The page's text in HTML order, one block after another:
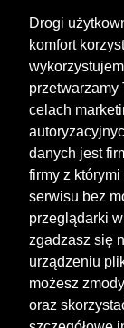
Drogi
komfort
celach
danych jest
firmy z
serwisu bez
przeglądarki
zgadzasz się
urządzeniu
możesz
oraz
Warto zobaczyć
Bary
Targi Giełdy
FOLLOW US
© 2026 by
All rights reserved.